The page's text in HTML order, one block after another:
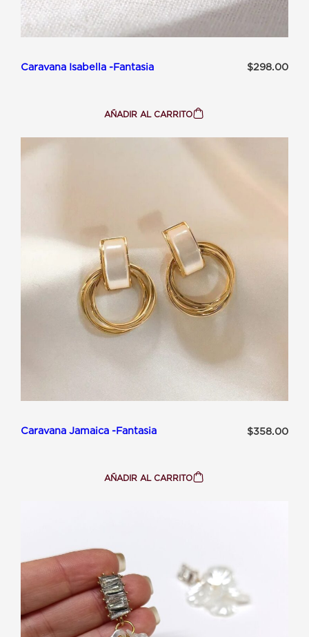
Caravana Isabella -Fantasia $298.00
AÑADIR AL CARRITO
:
ISABELLA
Caravana Jamaica -Fantasia $358.00
AÑADIR AL CARRITO
: